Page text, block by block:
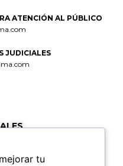
ATENCIÓN AL PÚBLICO
JUDICIALES
(solo WhatsApp)
tu